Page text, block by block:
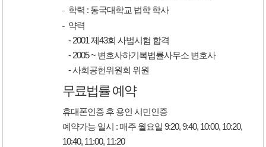
학력 : 동국대학교 법학 학사
약력
- 2001 제43회 사법시험 합격
- 2005 ~ 변호사하기복법률사무소 변호사
- 사회공헌위원회 위원
무료법률 예약
휴대폰인증 후 용인 시민인증
예약가능 일시 : 매주 월요일 9:20, 9:40, 10:00, 10:20,
10:40, 11:00, 11:20